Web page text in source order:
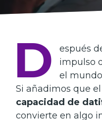
D
espués
impulso
el
Si añadimos que
capacidad de
convierte en algo